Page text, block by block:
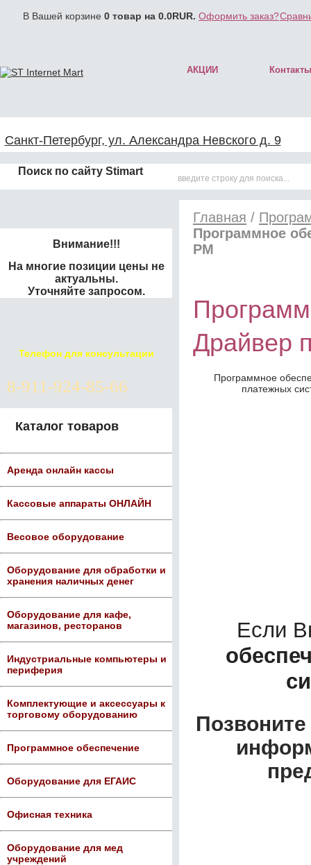
В Вашей корзине 0 товар на 0.0RUR. Оформить заказ?
АКЦИИ Контакты
Санкт-Петербург, ул. Александра Невского д. 9
Поиск по сайту Stimart
Внимание!!!
На многие позиции цены не
актуальны.
Уточняйте запросом.
Телефон для консультации
8-911-924-85-66
Каталог товаров
Аренда онлайн кассы
Кассовые аппараты ОНЛАЙН
Весовое оборудование
Оборудование для обработки и
хранения наличных денег
Оборудование для кафе,
магазинов, ресторанов
Индустриальные компьютеры и
периферия
Комплектующие и аксессуары к
торговому оборудованию
Программное обеспечение
Оборудование для ЕГАИС
Офисная техника
Оборудование для мед
учреждений
Главная /
Программное
РМ
Драйвер
Программное
платежных
Если